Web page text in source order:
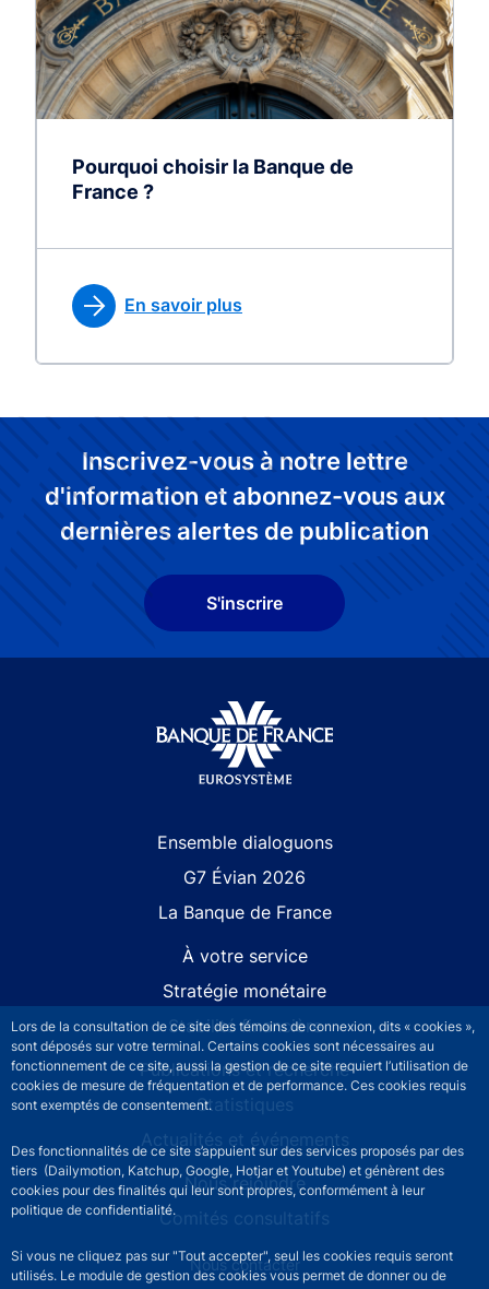
Lors de la consultation de ce site des témoins de connexion, dits « cookies »,
sont déposés sur votre terminal. Certains cookies sont nécessaires au
fonctionnement de ce site, aussi la gestion de ce site requiert l’utilisation de
cookies de mesure de fréquentation et de performance. Ces cookies requis
sont exemptés de consentement.
Des fonctionnalités de ce site s’appuient sur des services proposés par des
tiers (Dailymotion, Katchup, Google, Hotjar et Youtube) et génèrent des
cookies pour des finalités qui leur sont propres, conformément à leur
politique de confidentialité.
Si vous ne cliquez pas sur "Tout accepter", seul les cookies requis seront
utilisés. Le module de gestion des cookies vous permet de donner ou de
Pourquoi choisir la Banque de
France ?
En savoir plus
Inscrivez-vous à notre lettre
d'information et abonnez-vous aux
dernières alertes de publication
S'inscrire
Ensemble dialoguons
G7 Évian 2026
La Banque de France
À votre service
Stratégie monétaire
Stabilité financière
Publications et recherche
Statistiques
Actualités et événements
Nous rejoindre
Comités consultatifs
Footer secondary menuNous contacter